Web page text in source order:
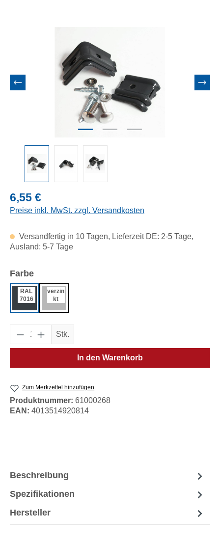
Regulärer Preis:
6,55 €
Preise inkl. MwSt. zzgl. Versandkosten
Versandfertig in 10 Tagen, Lieferzeit DE: 2-5 Tage,
Ausland: 5-7 Tage
Farbeauswählen
RAL
7016
verzin
kt
Produkt Anzahl: Gib den gewünschten
Stk.
In den Warenkorb
Zum Merkzettel hinzufügen
Produktnummer: 61000268
EAN: 4013514920814
Beschreibung
Spezifikationen
Hersteller